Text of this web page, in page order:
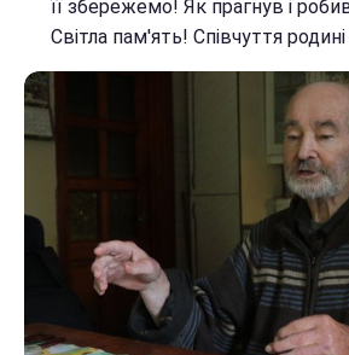
її збережемо! Як прагнув і
Світла пам'ять! Співчуття